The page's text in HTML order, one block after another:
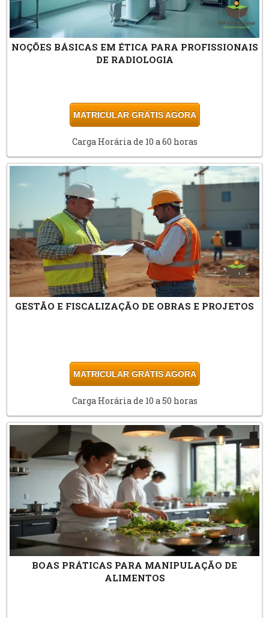
NOÇÕES BÁSICAS EM ÉTICA PARA PROFISSIONAIS
DE RADIOLOGIA
MATRICULAR GRÁTIS AGORA
Carga Horária de 10 a 60 horas
GESTÃO E FISCALIZAÇÃO DE OBRAS E PROJETOS
MATRICULAR GRÁTIS AGORA
Carga Horária de 10 a 50 horas
BOAS PRÁTICAS PARA MANIPULAÇÃO DE
ALIMENTOS